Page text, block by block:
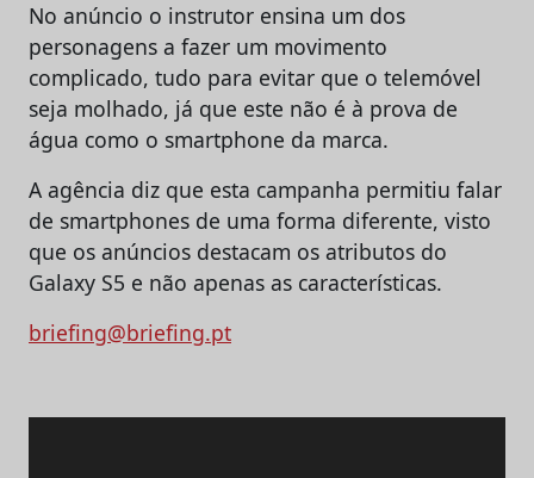
No anúncio o instrutor ensina um dos
personagens a fazer um movimento
complicado, tudo para evitar que o telemóvel
seja molhado, já que este não é à prova de
água como o smartphone da marca.
A agência diz que esta campanha permitiu falar
de smartphones de uma forma diferente, visto
que os anúncios destacam os atributos do
Galaxy S5 e não apenas as características.
briefing@briefing.pt